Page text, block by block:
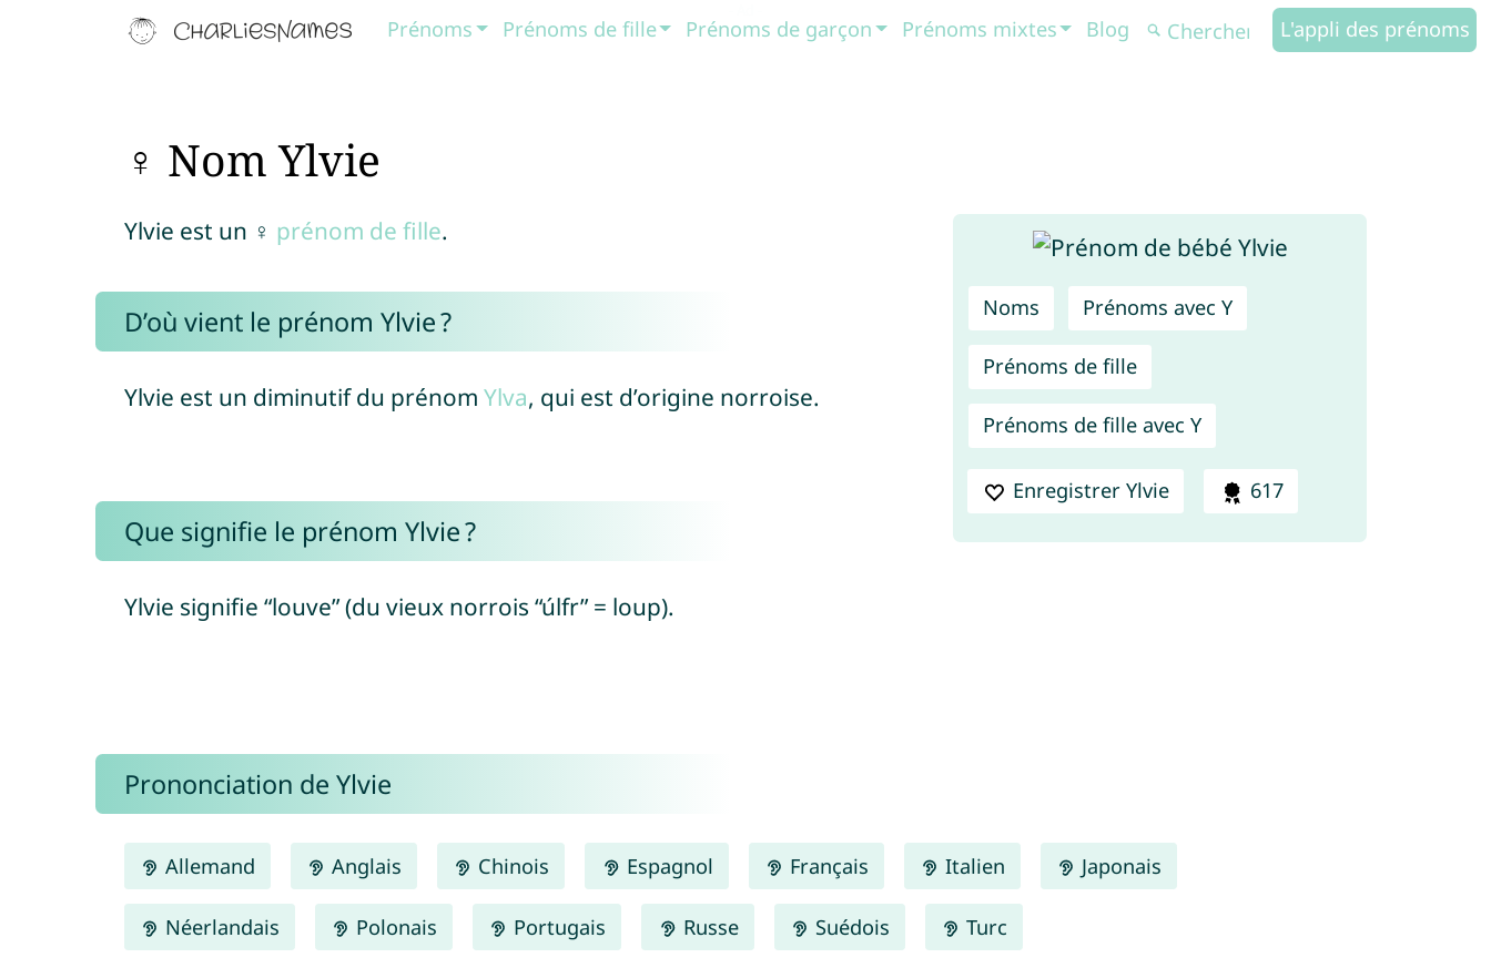
Prénoms Prénoms de fille Prénoms de garçon Prénoms mixtes Blog L'appli des prénoms
♀ Nom Ylvie
Noms Prénoms avec Y
Prénoms de fille
Prénoms de fille avec Y
Enregistrer Ylvie 617
Ylvie est un ♀ prénom de fille.
D’où vient le prénom Ylvie ?
Ylvie est un diminutif du prénom Ylva, qui est d’origine norroise.
Que signifie le prénom Ylvie ?
Ylvie signifie “louve” (du vieux norrois “úlfr” = loup).
Prononciation de Ylvie
Allemand Anglais Chinois Espagnol Français Italien Japonais
Néerlandais Polonais Portugais Russe Suédois Turc